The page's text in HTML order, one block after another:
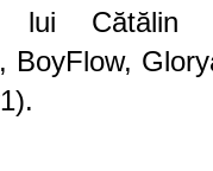
lui
BoyFlow,
.